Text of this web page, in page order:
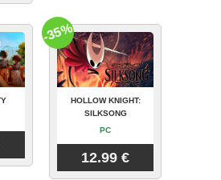
HOLLOW KNIGHT:
SILKSONG
PC
12.99 €
-35%